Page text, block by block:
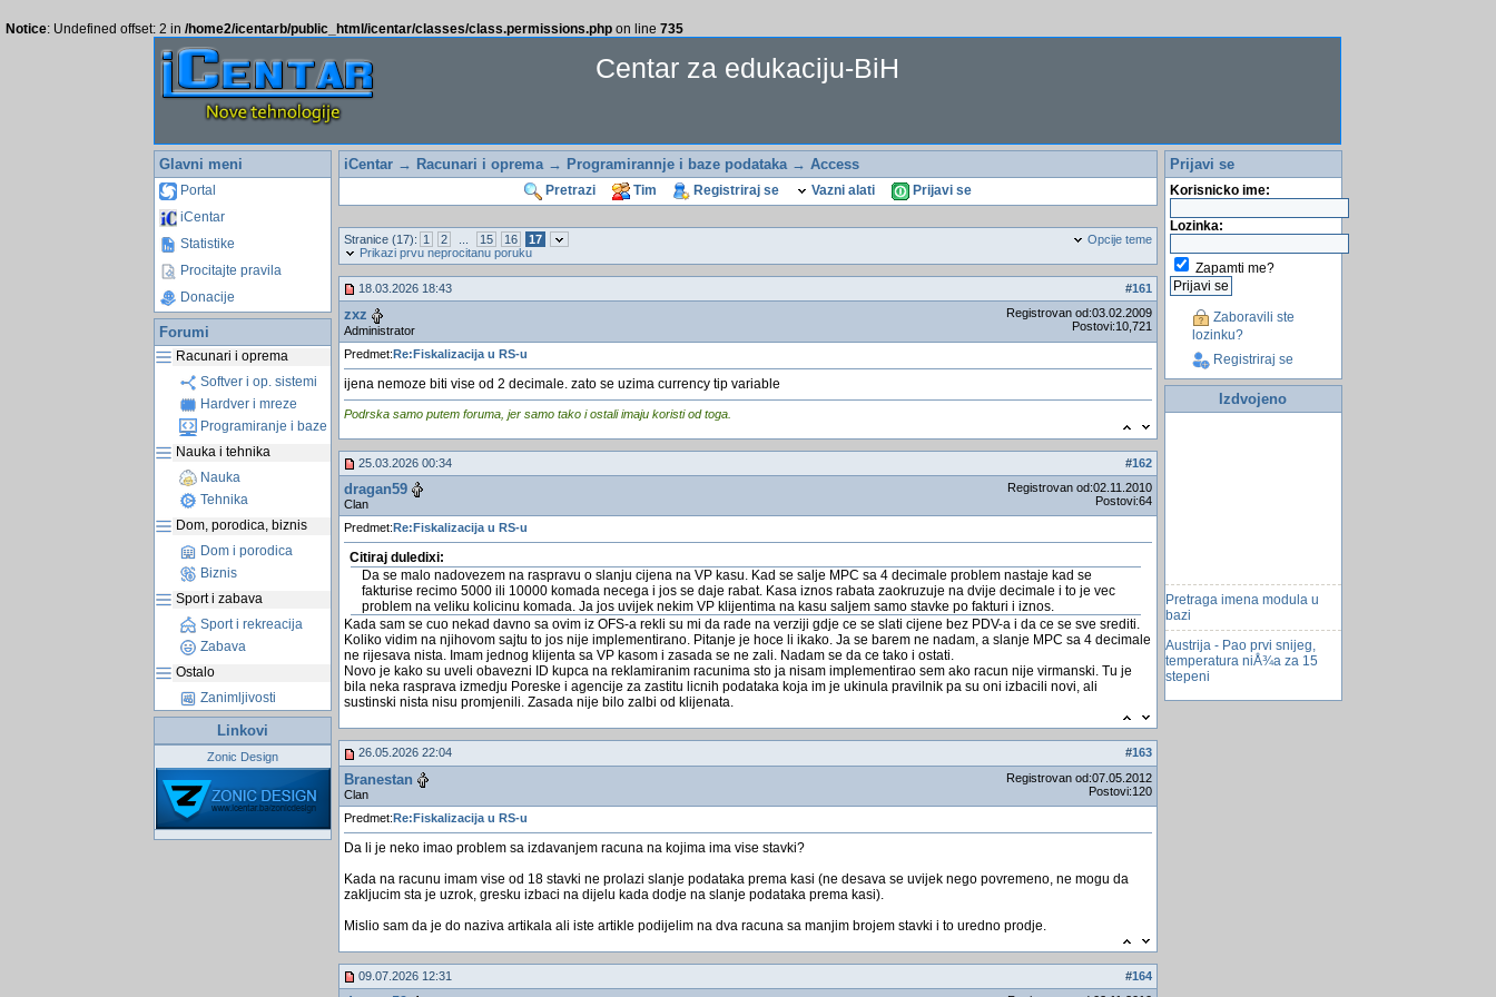
Notice: Undefined offset: 2 in /home2/icentarb/public_html/icentar/classes/class.permissions.php on line 735
Centar za edukaciju-BiH
Glavni meni
Portal
iCentar
Statistike
Procitajte pravila
Donacije
Forumi
Racunari i oprema
Softver i op. sistemi
Hardver i mreze
Programiranje i baze
Nauka i tehnika
Nauka
Tehnika
Dom, porodica, biznis
Dom i porodica
Biznis
Sport i zabava
Sport i rekreacija
Zabava
Ostalo
Zanimljivosti
Linkovi
Zonic Design
iCentar→ Racunari i oprema→ Programirannje i baze podataka→ Access
Pretrazi Tim Registriraj se Vazni alati Prijavi se
Opcije teme
Stranice (17): 1 2 15 16
17
Prikazi prvu neprocitanu poruku
#161
18.03.2026 18:43
zxz
Administrator
Registrovan od:03.02.2009
Postovi:10,721
Predmet:Re:Fiskalizacija u RS-u
ijena nemoze biti vise od 2 decimale. zato se uzima currency tip variable
Podrska samo putem foruma, jer samo tako i ostali imaju koristi od toga.
#162
25.03.2026 00:34
dragan59
Clan
Registrovan od:02.11.2010
Postovi:64
Predmet: Re:Fiskalizacija u RS-u
Citiraj duledixi:
Da se malo nadovezem na raspravu o slanju cijena na VP kasu. Kad se salje MPC sa 4 decimale problem nastaje kad se
fakturise recimo 5000 ili 10000 komada necega i jos se daje rabat. Kasa iznos rabata zaokruzuje na dvije decimale i to je vec
problem na veliku kolicinu komada. Ja jos uvijek nekim VP klijentima na kasu saljem samo stavke po fakturi i iznos.
Kada sam se cuo nekad davno sa ovim iz OFS-a rekli su mi da rade na verziji gdje ce se slati cijene bez PDV-a i da ce se sve srediti.
Koliko vidim na njihovom sajtu to jos nije implementirano. Pitanje je hoce li ikako. Ja se barem ne nadam, a slanje MPC sa 4 decimale
ne rijesava nista. Imam jednog klijenta sa VP kasom i zasada se ne zali. Nadam se da ce tako i ostati.
Novo je kako su uveli obavezni ID kupca na reklamiranim racunima sto ja nisam implementirao sem ako racun nije virmanski. Tu je
bila neka rasprava izmedju Poreske i agencije za zastitu licnih podataka koja im je ukinula pravilnik pa su oni izbacili novi, ali
sustinski nista nisu promjenili. Zasada nije bilo zalbi od klijenata.
#163
26.05.2026 22:04
Branestan
Clan
Registrovan od:07.05.2012
Postovi:120
Predmet:Re:Fiskalizacija u RS-u
Da li je neko imao problem sa izdavanjem racuna na kojima ima vise stavki?
Kada na racunu imam vise od 18 stavki ne prolazi slanje podataka prema kasi (ne desava se uvijek nego povremeno, ne mogu da
zakljucim sta je uzrok, gresku izbaci na dijelu kada dodje na slanje podataka prema kasi).
Mislio sam da je do naziva artikala ali iste artikle podijelim na dva racuna sa manjim brojem stavki i to uredno prodje.
#164
09.07.2026 12:31
Prijavi se
Korisnicko ime:
Lozinka:
Zapamti me?
Zaboravili ste
lozinku?
Registriraj se
Izdvojeno
Pretraga imena modula u
bazi
Austrija - Pao prvi snijeg,
temperatura niÅ¾a za 15
stepeni
Zena ulovila najvecu tunu do